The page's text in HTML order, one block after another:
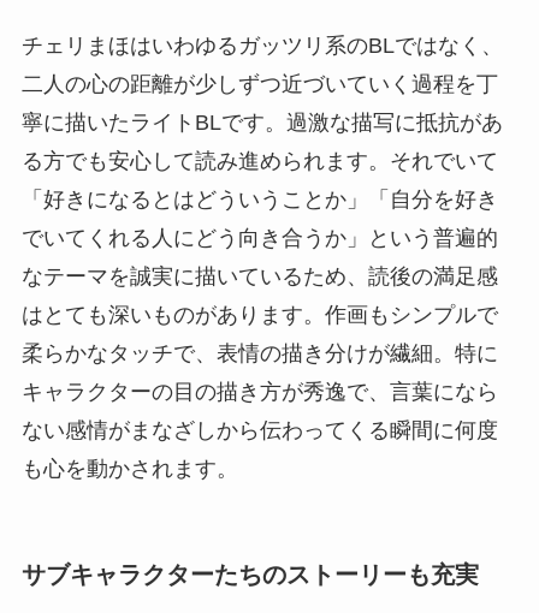
チェリまほはいわゆるガッツリ系のBLではなく、
二人の心の距離が少しずつ近づいていく過程を丁
寧に描いたライトBLです。過激な描写に抵抗があ
る方でも安心して読み進められます。それでいて
「好きになるとはどういうことか」「自分を好き
でいてくれる人にどう向き合うか」という普遍的
なテーマを誠実に描いているため、読後の満足感
はとても深いものがあります。作画もシンプルで
柔らかなタッチで、表情の描き分けが繊細。特に
キャラクターの目の描き方が秀逸で、言葉になら
ない感情がまなざしから伝わってくる瞬間に何度
も心を動かされます。
サブキャラクターたちのストーリーも充実